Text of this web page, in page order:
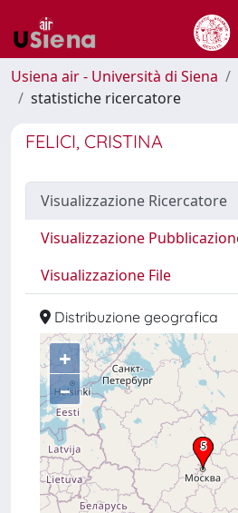
Usiena air - Università di Siena
statistiche ricercatore
FELICI, CRISTINA
Visualizzazione Ricercatore
Visualizzazione
Visualizzazione File
Distribuzione geografica
+
–